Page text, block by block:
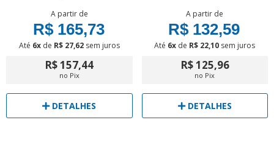
A partir de
R$ 165,73
Até 6xde R$ 27,62sem juros
R$ 157,44
no Pix
DETALHES
A partir de
R$ 132,59
Até 6x de R$ 22,10 sem juros
R$ 125,96
no Pix
DETALHES